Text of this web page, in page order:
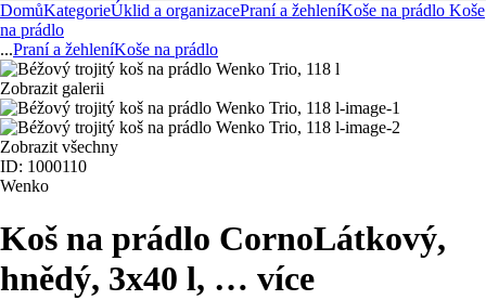
DomůKategorieÚklid a organizacePraní a žehleníKoše na prádlo Koše
na prádlo
...Praní a žehleníKoše na prádlo
Zobrazit galerii
Zobrazit všechny
ID: 1000110
Wenko
Koš na prádlo CornoLátkový,
hnědý, 3x40 l, … více